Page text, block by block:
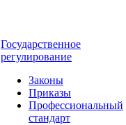
Государственное
регулирование
Законы
Приказы
Профессиональный
стандарт